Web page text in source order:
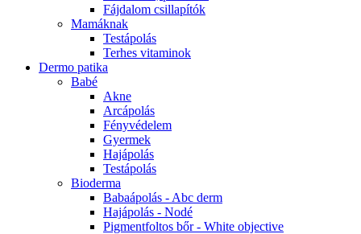
Fájdalom csillapítók
Mamáknak
Testápolás
Terhes vitaminok
Dermo patika
Babé
Akne
Arcápolás
Fényvédelem
Gyermek
Hajápolás
Testápolás
Bioderma
Babaápolás - Abc derm
Hajápolás - Nodé
Pigmentfoltos bőr - White objective